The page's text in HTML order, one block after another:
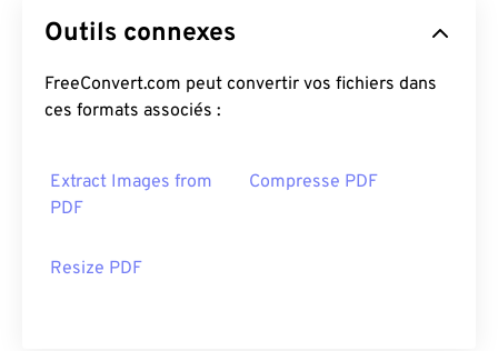
Outils connexes
FreeConvert.com peut convertir vos fichiers dans
ces formats associés :
Extract Images from
PDF
Compresse PDF
Resize PDF